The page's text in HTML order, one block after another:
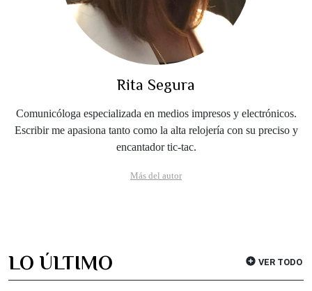
Rita Segura
Comunicóloga especializada en medios impresos y electrónicos.
Escribir me apasiona tanto como la alta relojería con su preciso y
encantador tic-tac.
Más del autor
LO ÚLTIMO VER TODO